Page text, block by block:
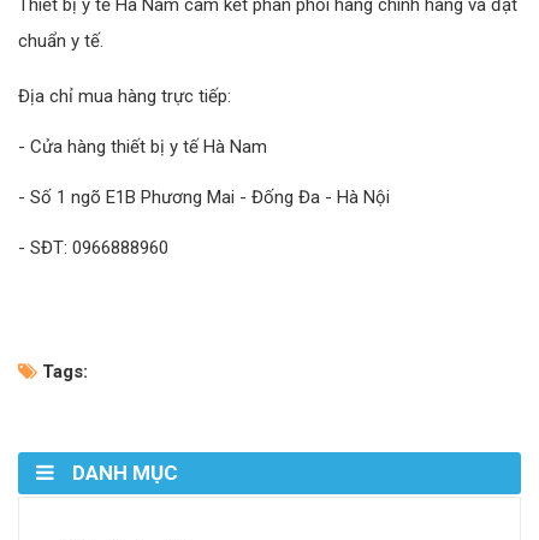
Thiết bị y tế Hà Nam cam kết phân phối hàng chính hãng và đạt
chuẩn y tế.
Địa chỉ mua hàng trực tiếp:
- Cửa hàng thiết bị y tế Hà Nam
- Số 1 ngõ E1B Phương Mai - Đống Đa - Hà Nội
- SĐT: 0966888960
Tags:
DANH MỤC